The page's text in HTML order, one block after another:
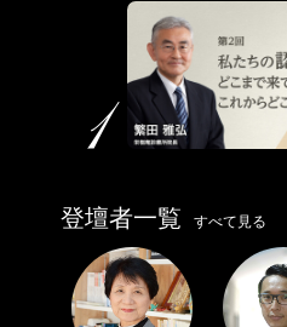
登壇者一覧 すべて見る